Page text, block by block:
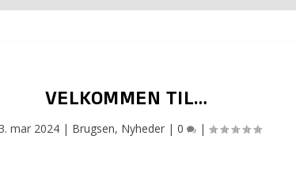
VELKOMMEN TIL…
mar 2024| Brugsen, Nyheder| 0 |